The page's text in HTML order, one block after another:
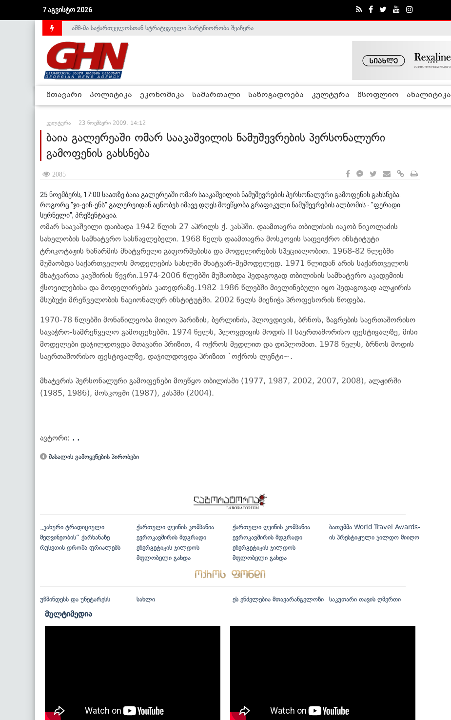
7 აგვისტო 2026
საქართველოს დე-ფაქტო მთავრობა არალეგიტიმურია - ჰელსინკის კომისია
აშშ-მა საქართველოსთან სტრატეგიული პარტნიორობა შეაჩერა
მთავარი პოლიტიკა ეკონომიკა სამართალი საზოგადოება კულტურა მსოფლიო ანალიტიკა
კულტურა 23 ნოემბერი 2009, 14:12
ბაია გალერეაში ომარ სააკაშვილის ნამუშევრების პერსონალური
გამოფენის გახსნება
2085
25 ნოემბერს, 17:00 საათზე ბაია გალერეაში ომარ სააკაშვილის ნამუშევრების პერსონალური გამოფენის გახსნება.
როგორც "ჯი-ეიჩ-ენს" გალერეიდან აცნობეს იმავე დღეს მოეწყობა გრაფიკული ნამუშევრების ალბომის - "ფერადი
სურნელი", პრეზენტაცია.
ომარ სააკაშვილი დაიბადა 1942 წლის 27 აპრილს ქ. კასპში. დაამთავრა თბილისის იაკობ ნიკოლაძის
სახელობის სამხატვრო სასწავლებელი. 1968 წელს დაამთავრა მოსკოვის საფეიქრო ინსტიტუტი
ტრიკოტაჟის ნაწარმის მხატვრული გაფორმებისა და მოდელირების სპეციალობით. 1968-82 წლებში
მუშაობდა საქართველოს მოდელების სახლში მხატვარ-მემოდელედ. 1971 წლიდან არის საქართველოს
მხატვართა კავშირის წევრი.1974-2006 წლებში მუშაობდა პედაგოგად თბილისის სამხატვრო აკადემიის
ქსოვილებისა და მოდელირების კათედრაზე.1982-1986 წლებში მივლინებული იყო პედაგოგად ალჟირის
მსუბუქი მრეწველობის ნაციონალურ ინსტიტუტში. 2002 წელს მიენიჭა პროფესორის წოდება.
1970-78 წლებში მონაწილეობა მიიღო პარიზის, ბერლინის, პლოვდივის, ბრნოს, ზაგრების საერთაშორისო
სავაჭრო-სამრეწველო გამოფენებში. 1974 წელს, პლოვდივის მოდის II საერთაშორისო ფესტივალზე, მისი
მოდელები დაჯილდოვდა მთავარი პრიზით, 4 ოქროს მედლით და დიპლომით. 1978 წელს, ბრნოს მოდის
საერთაშორისო ფესტივალზე, დაჯილდოვდა პრიზით `ოქროს ლენტი~.
მხატვრის პერსონალური გამოფენები მოეწყო თბილისში (1977, 1987, 2002, 2007, 2008), ალჟირში
(1985, 1986), მოსკოვში (1987), კასპში (2004).
ავტორი: . .
მასალის გამოყენების პირობები
„კახური ტრადიციული
მეღვინეობის“ ქარხანაზე
რუსეთის დროშა ფრიალებს
ქართული ღვინის კომპანია
ევროკავშირის მდგრადი
ენერგეტიკის ჯილდოს
მფლობელი გახდა
ქართული ღვინის კომპანია
ევროკავშირის მდგრადი
ენერგეტიკის ჯილდოს
მფლობელი გახდა
ბათუმმა World Travel Awards-
ის პრესტიჟული ჯილდო მიიღო
უწმინდესს და უნეტარესს სახლი ეს ენძელებია მთავარანგელოზი საკუთარი თავის ღმერთი
მულტიმედია